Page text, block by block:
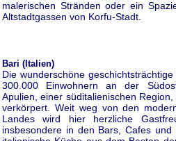
malerischen Stränden oder ein
Altstadtgassen von Korfu-Stadt.
Bari (Italien)
Die wunderschöne
300.000 Einwohnern an der
Apulien, einer süditalienischen
verkörpert. Weit weg von den
Landes wird hier herzliche
insbesondere in den Bars, Cafes